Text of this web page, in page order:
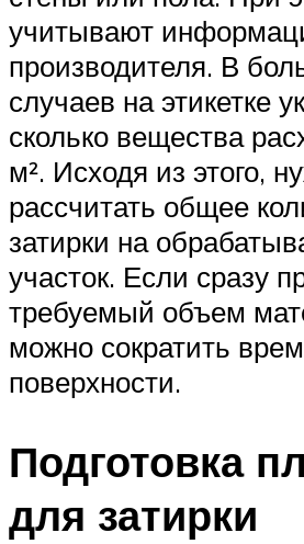
учитывают
производителя. В
случаев на этикетке
сколько вещества
м². Исходя из этого,
рассчитать общее
затирки на
участок. Если сразу
требуемый объем
можно сократить
поверхности.
Подготовка
для затирки